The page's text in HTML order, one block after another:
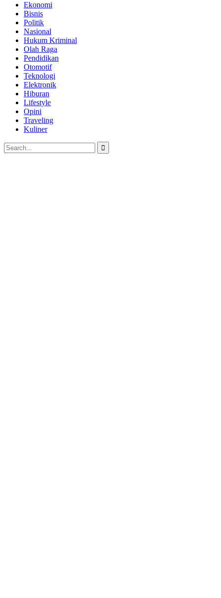
Ekonomi
Bisnis
Politik
Nasional
Hukum Kriminal
Olah Raga
Pendidikan
Otomotif
Teknologi
Elektronik
Hiburan
Lifestyle
Opini
Traveling
Kuliner